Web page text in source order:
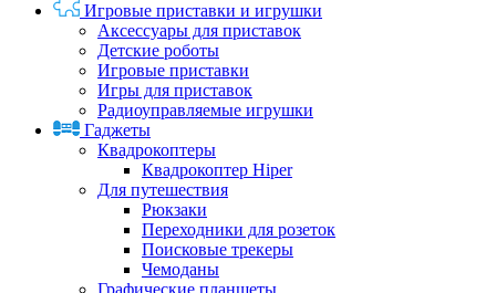
Игровые приставки и игрушки
Аксессуары для приставок
Детские роботы
Игровые приставки
Игры для приставок
Радиоуправляемые игрушки
Гаджеты
Квадрокоптеры
Квадрокоптер Hiper
Для путешествия
Рюкзаки
Переходники для розеток
Поисковые трекеры
Чемоданы
Графические планшеты